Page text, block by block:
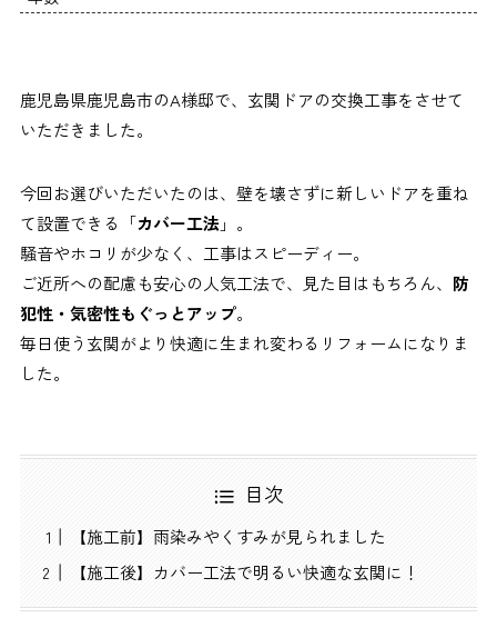
鹿児島県鹿児島市のA様邸で、玄関ドアの交換工事をさせて
いただきました。
今回お選びいただいたのは、壁を壊さずに新しいドアを重ね
て設置できる「カバー工法 」。
騒音やホコリが少なく、工事はスピーディー。
ご近所への配慮も安心の人気工法で、見た目はもちろん、 防
犯性・気密性もぐっとアップ。
毎日使う玄関がより快適に生まれ変わるリフォームになりま
した。
目次
【施工前】雨染みやくすみが見られました
【施工後】カバー工法で明るい快適な玄関に！